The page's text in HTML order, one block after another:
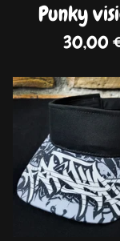
Punky
30,00
DISPO